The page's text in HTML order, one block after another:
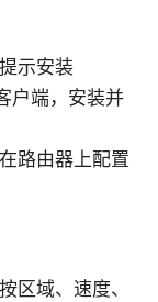
示安装
户端，安装并
路由器上配置
区域、速度、